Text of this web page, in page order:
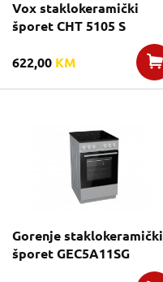
Vox staklokeramički
šporet CHT 5105 S
622,00 KM
Gorenje staklokeramički
šporet GEC5A11SG